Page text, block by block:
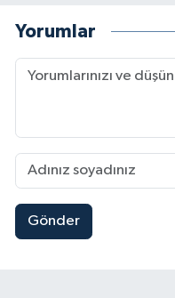
Yorumlar
Gönder